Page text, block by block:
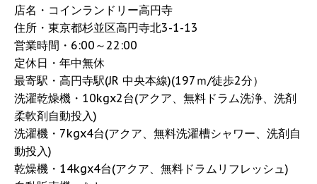
店名・コインランドリー高円寺
住所・東京都杉並区高円寺北3-1-13
営業時間・6:00～22:00
定休日・年中無休
最寄駅・高円寺駅(JR 中央本線)(197ｍ/徒歩2分）
洗濯乾燥機・10kgx2台(アクア、無料ドラム洗浄、洗剤
柔軟剤自動投入)
洗濯機・7kgx4台(アクア、無料洗濯槽シャワー、洗剤自
動投入)
乾燥機・14kgx4台(アクア、無料ドラムリフレッシュ)